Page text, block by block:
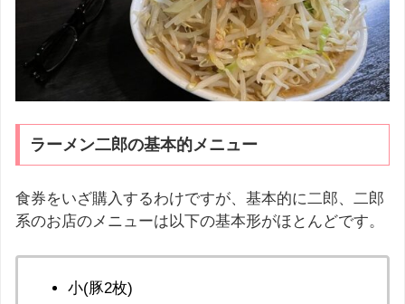
ラーメン二郎の基本的メニュー
食券をいざ購入するわけですが、基本的に二郎、二郎
系のお店のメニューは以下の基本形がほとんどです。
小(豚2枚)